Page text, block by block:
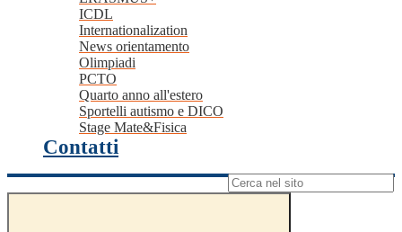
ICDL
Internationalization
News orientamento
Olimpiadi
PCTO
Quarto anno all'estero
Sportelli autismo e DICO
Stage Mate&Fisica
Contatti
Campo di ricerca per le pagine del sito